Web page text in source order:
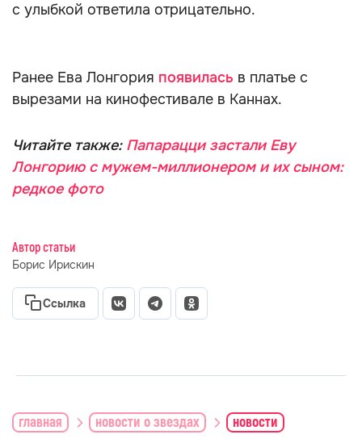
с улыбкой ответила отрицательно.
Ранее Ева Лонгория появилась в платье с
вырезами на кинофестивале в Каннах.
Читайте также: Папарацци застали Еву
Лонгорию с мужем-миллионером и их сыном:
редкое фото
Автор статьи
Борис Ирискин
Ссылка
главная новости о звездах новости